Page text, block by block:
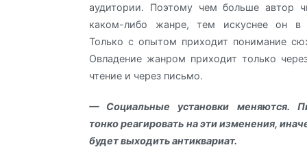
аудитории. Поэтому чем больше автор
каком-либо жанре, тем искуснее он в
Только с опытом приходит понимание
Овладение жанром приходит только
чтение и через письмо.
— Социальные установки меняются.
тонко реагировать на эти изменения,
будет выходить антиквариат.